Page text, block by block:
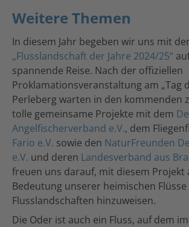
Weitere Themen
In diesem Jahr begeben wir uns mit
„Flusslandschaft der Jahre 2024/25“
spannende Reise. Nach der offiziellen
Proklamationsveranstaltung am „Tag
Perleberg warten in den kommenden
tolle gemeinsame Projekte mit dem
Angelfischerverband e.V., dem
Fario e.V. sowie den NaturFreunden
e.V. und deren Landesverband aus
freuen uns darauf, mit diesem Projekt
Bedeutung unserer heimischen
Flusslandschaften hinzuweisen.
Die Oder ist auch ein Fluss, auf dem